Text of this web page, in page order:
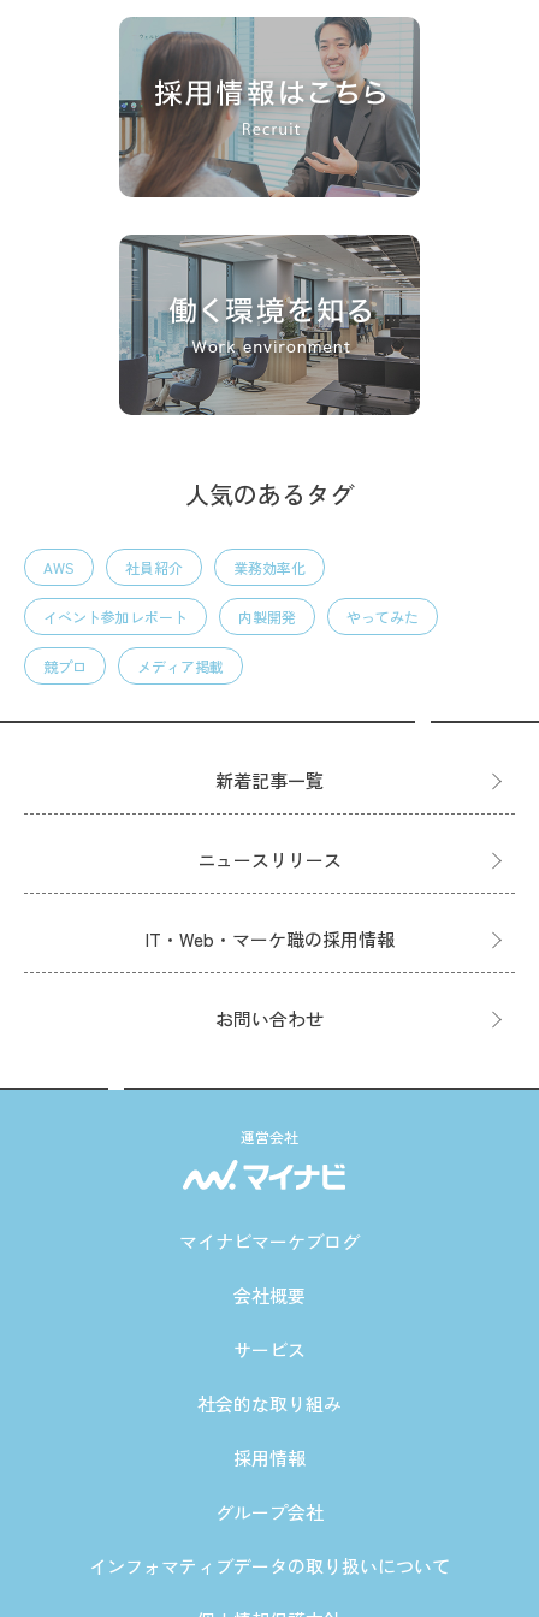
人気のあるタグ
AWS 社員紹介 業務効率化
イベント参加レポート 内製開発 やってみた
競プロ メディア掲載
新着記事一覧
ニュースリリース
IT・Web・マーケ職の採用情報
お問い合わせ
運営会社
マイナビマーケブログ
会社概要
サービス
社会的な取り組み
採用情報
グループ会社
インフォマティブデータの取り扱いについて